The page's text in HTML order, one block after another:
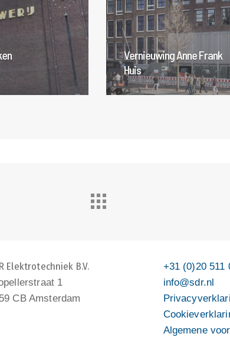
Vernieuwing Anne Frank
Huis
Elektrotechniek B.V.
1
CB Amsterdam
+31 (0)20 511
info@sdr.nl
Algemene